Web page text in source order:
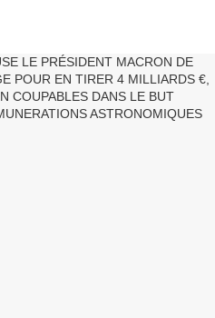
AVOUÉ DE
PDG